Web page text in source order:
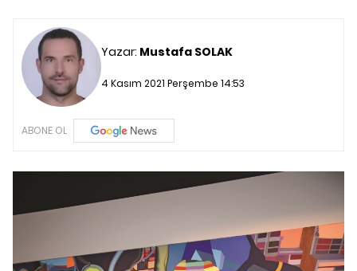
Yazar: Mustafa SOLAK
4 Kasım 2021 Perşembe 14:53
ABONE OL